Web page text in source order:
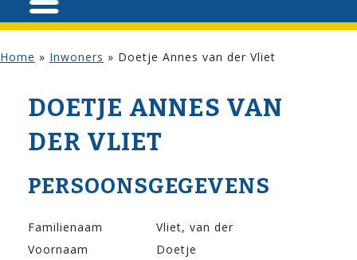
Home » Inwoners » Doetje Annes van der Vliet
DOETJE ANNES VAN
DER VLIET
PERSOONSGEGEVENS
Familienaam
Vliet, van der
Voornaam
Doetje